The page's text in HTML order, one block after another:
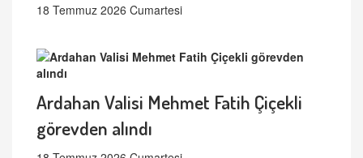
18 Temmuz 2026 Cumartesi
Ardahan Valisi Mehmet Fatih Çiçekli
görevden alındı